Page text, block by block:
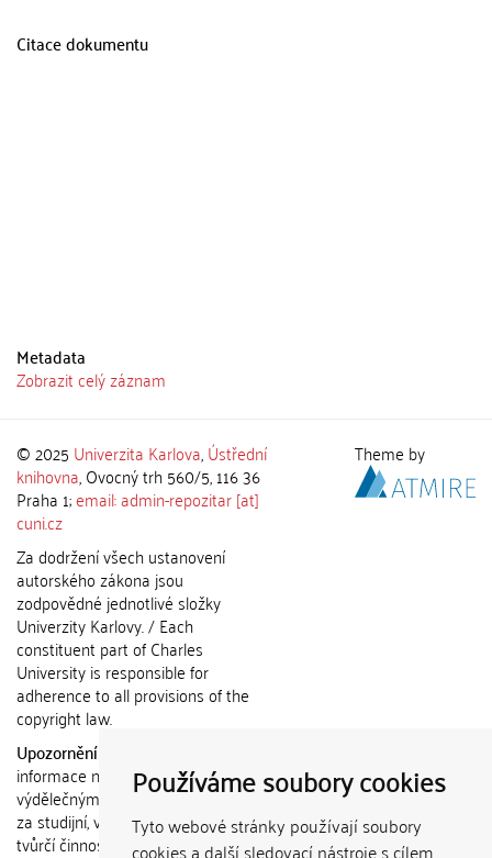
Používáme soubory cookies
Tyto webové stránky používají soubory
cookies a další sledovací nástroje s cílem
Citace dokumentu
Metadata
Zobrazit celý záznam
© 2025 Univerzita Karlova,Ústřední
knihovna, Ovocný trh 560/5, 116 36
Praha 1;email: admin-repozitar [at]
cuni.cz
Za dodržení všech ustanovení
autorského zákona jsou
zodpovědné jednotlivé složky
Univerzity Karlovy. / Each
constituent part of Charles
University is responsible for
adherence to all provisions of the
copyright law.
Upozornění / Notice:
informace nemohou být použity k
výdělečným účelům nebo vydávány
za studijní, vědeckou nebo jinou
tvůrčí činnost jiné osoby než autora.
Theme by